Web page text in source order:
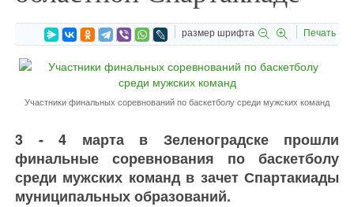
размер шрифта Печать
Участники финальных соревнований по баскетболу среди мужских команд
3 - 4 марта в Зеленоградске прошли
финальные соревнования по баскетболу
среди мужских команд в зачет Спартакиады
муниципальных образований.